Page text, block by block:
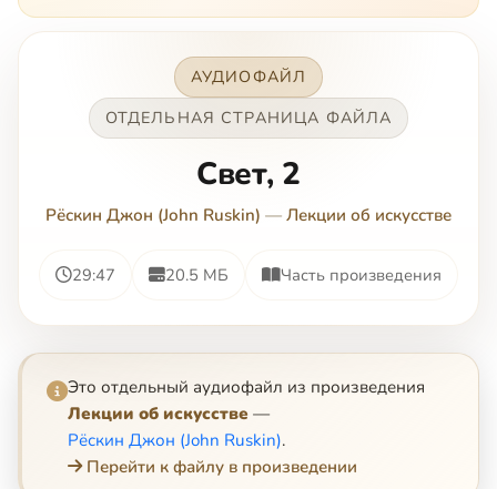
АУДИОФАЙЛ
ОТДЕЛЬНАЯ СТРАНИЦА ФАЙЛА
Свет, 2
Рёскин Джон (John Ruskin) — Лекции об искусстве
29:47 20.5 МБ Часть произведения
Это отдельный аудиофайл из произведения
Лекции об искусстве —
Рёскин Джон (John Ruskin).
Перейти к файлу в произведении